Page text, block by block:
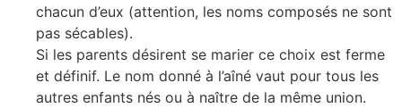
chacun d’eux (attention, les noms composés ne sont
pas sécables).
Si les parents désirent se marier ce choix est ferme
et définif. Le nom donné à l’aîné vaut pour tous les
autres enfants nés ou à naître de la même union.